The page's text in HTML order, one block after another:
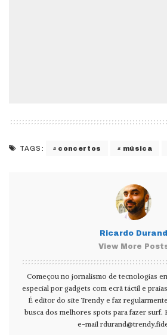
TAGS: concertos música
Ricardo Durand
View More
Começou no jornalismo de tecnologias
especial por gadgets com ecrã táctil e
É editor do site Trendy e faz
busca dos melhores spots para fazer surf.
e-mail